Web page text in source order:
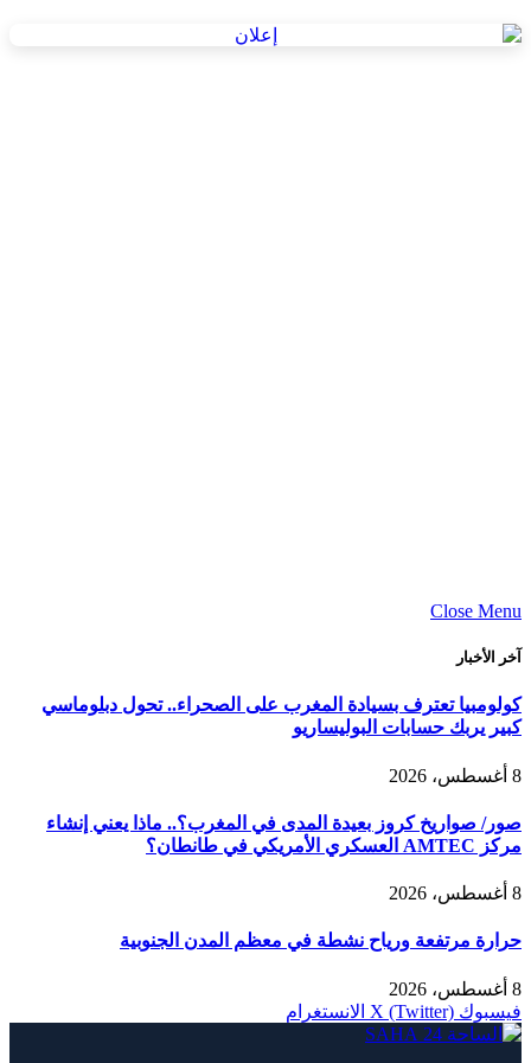
Close Menu
آخر الأخبار
كولومبيا تعترف بسيادة المغرب على الصحراء.. تحول دبلوماسي
كبير يربك حسابات البوليساريو
8 أغسطس، 2026
صور/ صواريخ كروز بعيدة المدى في المغرب؟.. ماذا يعني إنشاء
مركز AMTEC العسكري الأمريكي في طانطان؟
8 أغسطس، 2026
حرارة مرتفعة ورياح نشطة في معظم المدن الجنوبية
8 أغسطس، 2026
فيسبوك X (Twitter) الانستغرام